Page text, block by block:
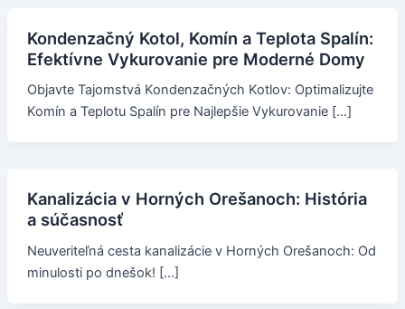
Kondenzačný Kotol, Komín a Teplota Spalín:
Efektívne Vykurovanie pre Moderné Domy
Objavte Tajomstvá Kondenzačných Kotlov: Optimalizujte
Komín a Teplotu Spalín pre Najlepšie Vykurovanie […]
Kanalizácia v Horných Orešanoch: História
a súčasnosť
Neuveriteľná cesta kanalizácie v Horných Orešanoch: Od
minulosti po dnešok! […]